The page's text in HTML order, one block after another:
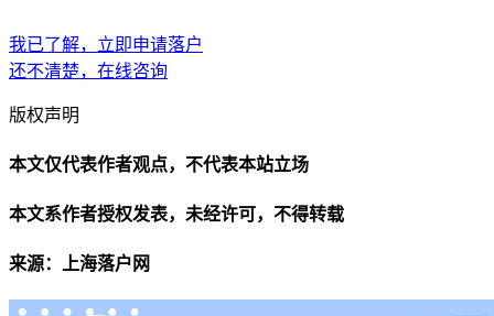
我已了解，立即申请落户
还不清楚，在线咨询
版权声明
本文仅代表作者观点，不代表本站立场
本文系作者授权发表，未经许可，不得转载
来源：上海落户网